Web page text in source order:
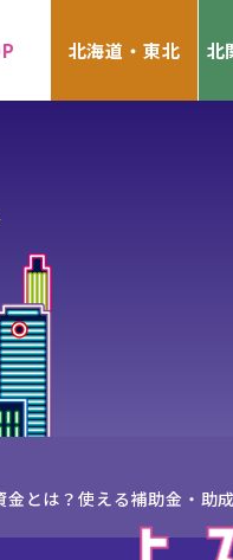
北海道・東北 北
とは？使える補助金・助